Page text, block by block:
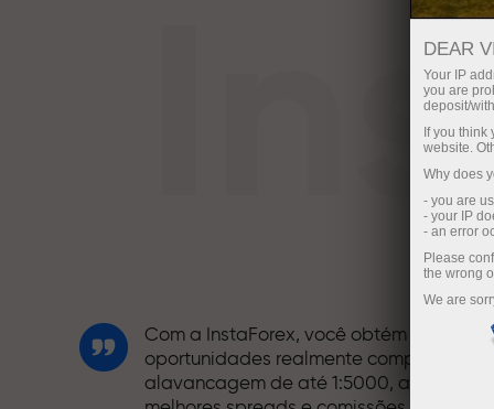
Com a InstaForex, você obtém acesso a
oportunidades realmente competitivas:
alavancagem de até 1:5000, alguns dos
DEAR
Your IP
you are
deposit/
If you
website.
Why does
- you are
- your IP
- an error
Please
the wrong
We are